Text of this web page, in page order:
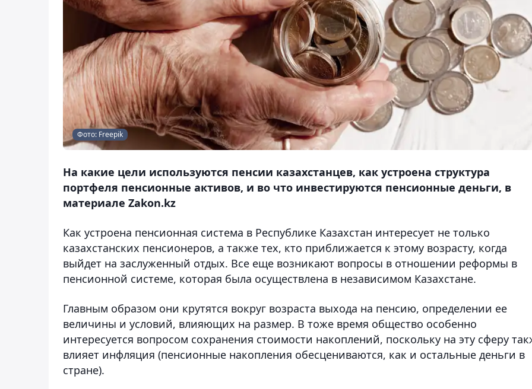
Фото: Freepik
На какие цели используются пенсии казахстанцев, как устроена структура
портфеля пенсионные активов, и во что инвестируются пенсионные деньги, в
материале Zakon.kz
Как устроена пенсионная система в Республике Казахстан интересует не только
казахстанских пенсионеров, а также тех, кто приближается к этому возрасту, когда
выйдет на заслуженный отдых. Все еще возникают вопросы в отношении реформы в
пенсионной системе, которая была осуществлена в независимом Казахстане.
Главным образом они крутятся вокруг возраста выхода на пенсию, определении ее
величины и условий, влияющих на размер. В тоже время общество особенно
интересуется вопросом сохранения стоимости накоплений, поскольку на эту сферу
влияет инфляция (пенсионные накопления обесцениваются, как и остальные деньги в
стране).